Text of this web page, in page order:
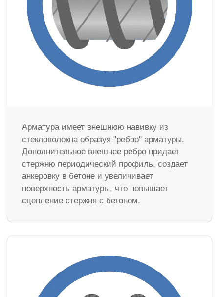
Арматура имеет внешнюю навивку из
стекловолокна образуя "ребро" арматуры.
Дополнительное внешнее ребро придает
стержню периодический профиль, создает
анкеровку в бетоне и увеличивает
поверхность арматуры, что повышает
сцепление стержня с бетоном.